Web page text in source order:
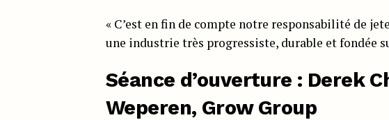
« C’est en fin de compte notre responsabilité de
une industrie très progressiste, durable et fondée
Séance d’ouverture : Derek
Weperen, Grow Group